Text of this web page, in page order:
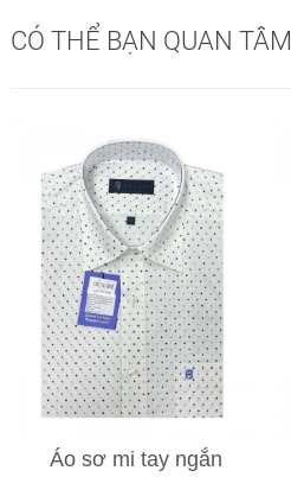
CÓ THỂ BẠN QUAN TÂM
Áo sơ mi tay ngắn